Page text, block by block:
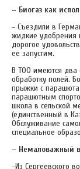
– Биогаз как
– Съездили в
жидкие удобрения
дорогое
ее запустим.
В ТОО имеются два
обработку полей.
прыжки с
парашютным
школа в сельской
(единственный в
Обслуживание
специальное
– Немаловажный
–Из Сергеевского